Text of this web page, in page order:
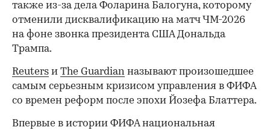
также из-за дела Фоларина Балогуна, которому
отменили дисквалификацию на матч ЧМ-2026
на фоне звонка президента США Дональда
Трампа.
Reuters и The Guardian называют произошедшее
самым серьезным кризисом управления в ФИФА
со времен реформ после эпохи Йозефа Блаттера.
Впервые в истории ФИФА национальная